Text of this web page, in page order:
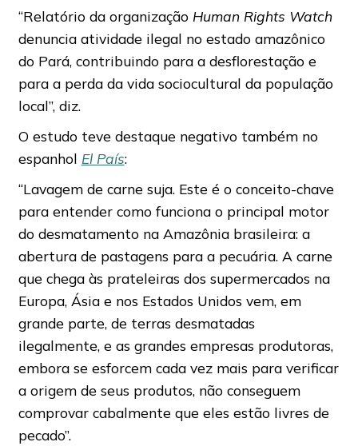
“Relatório da organização Human Rights Watch
denuncia atividade ilegal no estado amazônico
do Pará, contribuindo para a desflorestação e
para a perda da vida sociocultural da população
local”, diz.
O estudo teve destaque negativo também no
espanhol El País:
“Lavagem de carne suja. Este é o conceito-chave
para entender como funciona o principal motor
do desmatamento na Amazônia brasileira: a
abertura de pastagens para a pecuária. A carne
que chega às prateleiras dos supermercados na
Europa, Ásia e nos Estados Unidos vem, em
grande parte, de terras desmatadas
ilegalmente, e as grandes empresas produtoras,
embora se esforcem cada vez mais para verificar
a origem de seus produtos, não conseguem
comprovar cabalmente que eles estão livres de
pecado”.